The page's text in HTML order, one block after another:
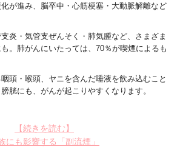
が進み、脳卒中・心筋梗塞・大動脈解離など
炎・気管支ぜんそく・肺気腫など、さまざま
。肺がんにいたっては、 70％が喫煙によるも
頭・喉頭、ヤニを含んだ唾液を飲み込むこと
胱にも、がんが起こりやすくなります。
【続きを読む】
にも影響する「副流煙」